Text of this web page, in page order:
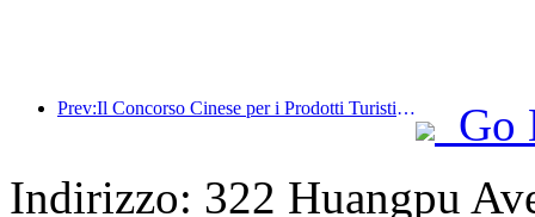
Prev:Il Concorso Cinese per i Prodotti Turistici si è svolto con successo a Xiangtan, nello Hunan.
Go
Indirizzo: 322 Huangpu